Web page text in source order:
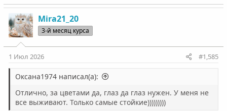
Mira21_20
3-й месяц курса
1 Июл 2026 #1,585
Оксана1974 написал(а):
Отлично, за цветами да, глаз да глаз нужен. У меня не
все выживают. Только самые стойкие)))))))))